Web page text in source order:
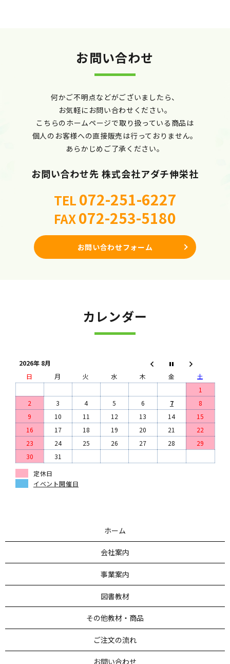
お問い合わせ
何かご不明点などがございましたら、
お気軽にお問い合わせください。
こちらのホームページで取り扱っている商品は
個人のお客様への直接販売は行っておりません。
あらかじめご了承ください。
お問い合わせ先株式会社アダチ伸栄社
TEL 072-251-6227
FAX072-253-5180
お問い合わせフォーム
カレンダー
2026年 8月
日
月 火 水 木 金
土
1
2
3 4 5 6 7
8
9
10 11 12 13 14
15
16
17 18 19 20 21
22
23
24 25 26 27 28
29
30
31
定休日
イベント開催日
ホーム
会社案内
事業案内
図書教材
その他教材・商品
ご注文の流れ
お問い合わせ